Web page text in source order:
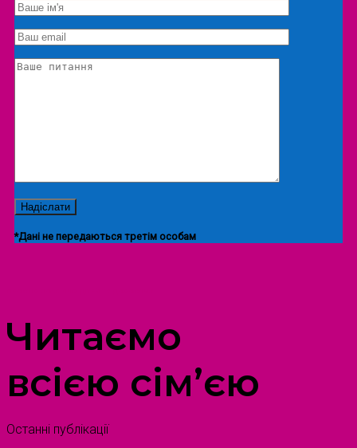
Екскурсія/локація
*Дані не передаються третім особам
Читаємо
всією сім’єю
Останні публікації